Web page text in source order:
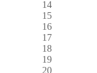
14
15
16
17
18
19
20